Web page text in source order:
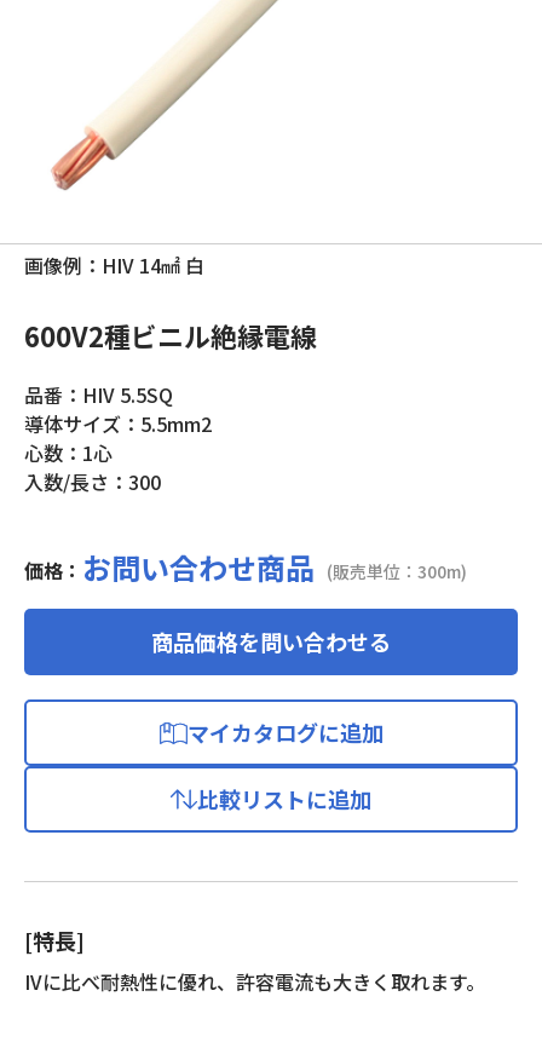
画像例：HIV 14㎟ 白
600V2種ビニル絶縁電線
品番：HIV 5.5SQ
導体サイズ：5.5mm2
心数：1心
入数/長さ：300
価格： お問い合わせ商品 (販売単位：300m)
商品価格を問い合わせる
マイカタログに追加
比較リストに追加
[特長]
IVに比べ耐熱性に優れ、許容電流も大きく取れます。